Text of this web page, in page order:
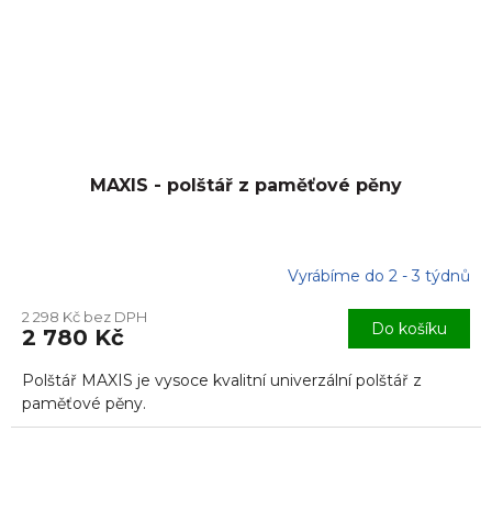
MAXIS - polštář z paměťové pěny
produktu
je
z
5
hvězdiček.
Vyrábíme do 2 - 3 týdnů
2 298 Kč bez DPH
2 780 Kč Do košíku
Polštář MAXIS je vysoce kvalitní univerzální polštář z
paměťové pěny.